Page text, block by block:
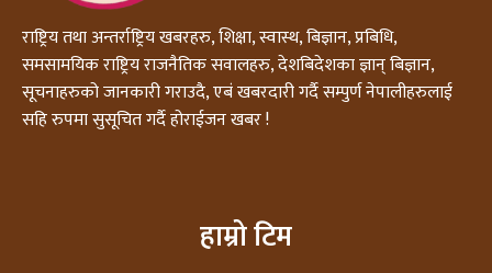
राष्ट्रिय तथा अन्तर्राष्ट्रिय खबरहरु, शिक्षा, स्वास्थ, बिज्ञान, प्रबिधि,
समसामयिक राष्ट्रिय राजनैतिक सवालहरु, देशबिदेशका ज्ञान् बिज्ञान,
सूचनाहरुको जानकारी गराउदै, एबं खबरदारी गर्दै सम्पुर्ण नेपालीहरुलाई
सहि रुपमा सुसूचित गर्दै होराईजन खबर !
हाम्रो टिम